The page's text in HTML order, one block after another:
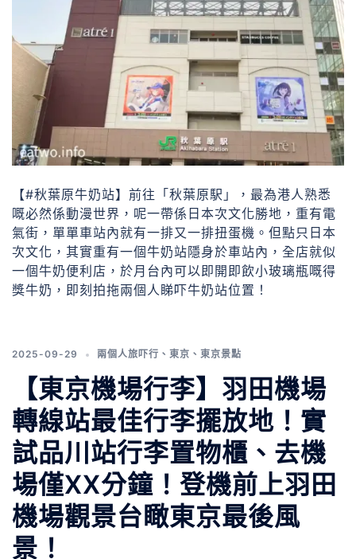
【#秋葉原牛奶站】前往「秋葉原駅」，最為港人熟悉
嘅必然係動漫世界，呢一帶係日本次文化勝地，重有電
氣街，單單車站內就有一排又一排扭蛋機。但點只日本
次文化，其實重有一個牛奶站隱身於車站內，全店就似
一個牛奶便利店，於月台內可以即開即飲小玻璃瓶嘅得
獎牛奶，即刻拍拖兩個人睇吓牛奶站位置！
2025-09-29 兩個人旅吓行 、 東京 、 東京景點
【東京機場行李】羽田機場
轉線站最佳行李擺放地！實
試品川站行李置物櫃、去機
場僅XX分鐘！登機前上羽田
機場觀景台瞰東京最後風
景！